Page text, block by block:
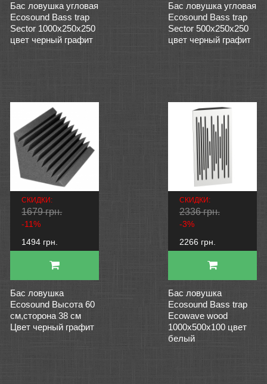
Бас ловушка угловая
Ecosound Bass trap
Sector 1000х250х250
цвет черный графит
Бас ловушка угловая
Ecosound Bass trap
Sector 500х250х250
цвет черный графит
СКИДКИ:
1679 грн.
-11%
1494 грн.
Бас ловушка
Ecosound Высота 60
см,сторона 38 см
Цвет черный графит
СКИДКИ:
2336 грн.
-3%
2266 грн.
Бас ловушка
Ecosound Bass trap
Ecowave wood
1000х500х100 цвет
белый